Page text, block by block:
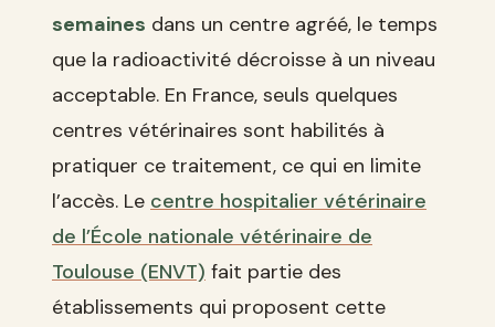
semaines dans un centre agréé, le temps
que la radioactivité décroisse à un niveau
acceptable. En France, seuls quelques
centres vétérinaires sont habilités à
pratiquer ce traitement, ce qui en limite
l’accès. Le centre hospitalier vétérinaire
de l’École nationale vétérinaire de
Toulouse (ENVT) fait partie des
établissements qui proposent cette